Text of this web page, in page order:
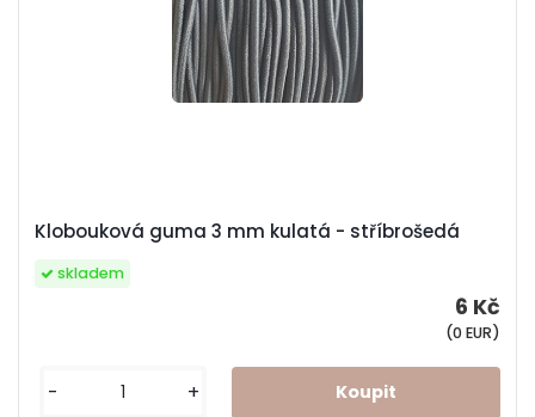
Klobouková guma 3 mm kulatá - stříbrošedá
6 Kč
(0 EUR)
skladem
- +